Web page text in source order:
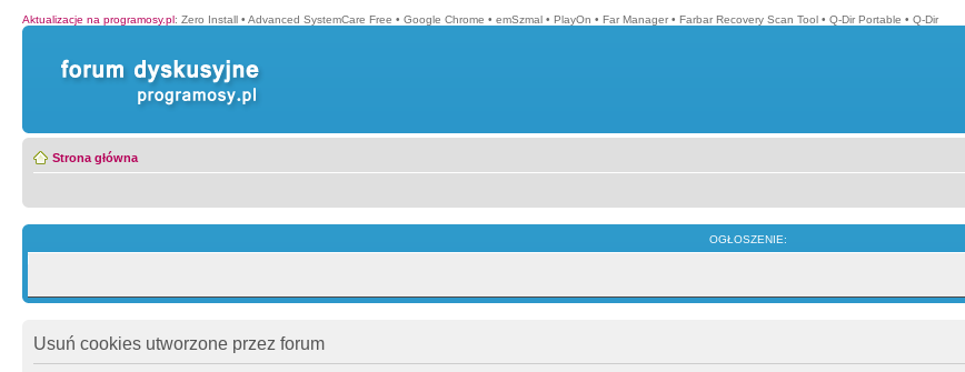
Aktualizacje na programosy.pl: Zero Install • Advanced SystemCare Free • Google Chrome • emSzmal • PlayOn • Far Manager • Farbar Recovery Scan Tool • Q-Dir Portable • Q-Dir
Strona główna
OGŁOSZENIE:
Usuń cookies utworzone przez forum